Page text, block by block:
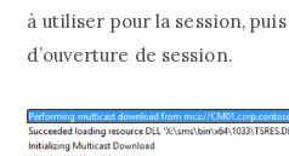
à utiliser pour la session,
d’ouverture de session.